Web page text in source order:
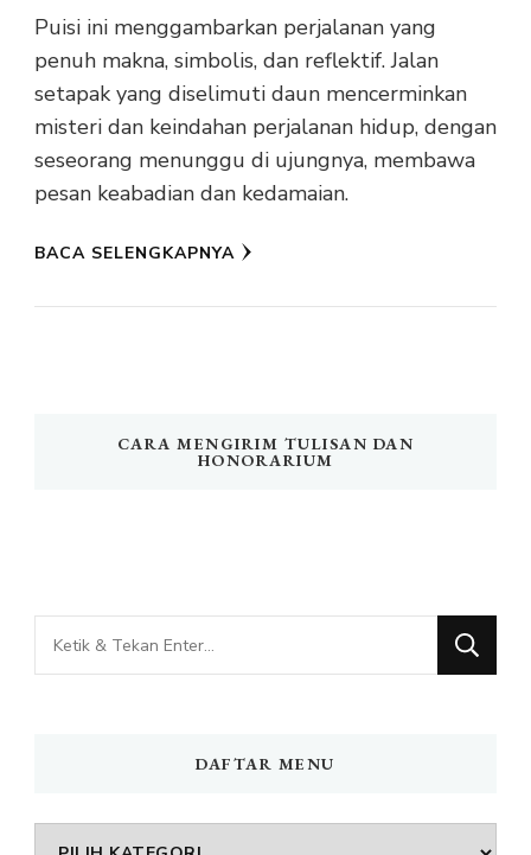
Puisi ini menggambarkan perjalanan yang
penuh makna, simbolis, dan reflektif. Jalan
setapak yang diselimuti daun mencerminkan
misteri dan keindahan perjalanan hidup, dengan
seseorang menunggu di ujungnya, membawa
pesan keabadian dan kedamaian.
BACA SELENGKAPNYA
CARA MENGIRIM TULISAN DAN
HONORARIUM
Mencari
Sesuatu?
DAFTAR MENU
DAFTAR